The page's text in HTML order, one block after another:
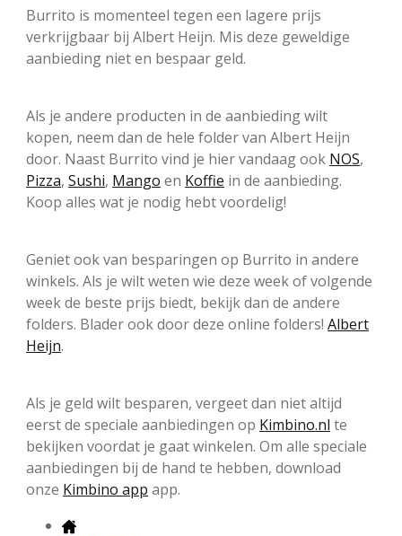
Burrito is momenteel tegen een lagere prijs
verkrijgbaar bij Albert Heijn. Mis deze geweldige
aanbieding niet en bespaar geld.
Als je andere producten in de aanbieding wilt
kopen, neem dan de hele folder van Albert Heijn
door. Naast Burrito vind je hier vandaag ook NOS,
Pizza, Sushi, Mango en Koffie in de aanbieding.
Koop alles wat je nodig hebt voordelig!
Geniet ook van besparingen op Burrito in andere
winkels. Als je wilt weten wie deze week of volgende
week de beste prijs biedt, bekijk dan de andere
folders. Blader ook door deze online folders! Albert
Heijn.
Als je geld wilt besparen, vergeet dan niet altijd
eerst de speciale aanbiedingen op Kimbino.nl te
bekijken voordat je gaat winkelen. Om alle speciale
aanbiedingen bij de hand te hebben, download
onze Kimbino app app.